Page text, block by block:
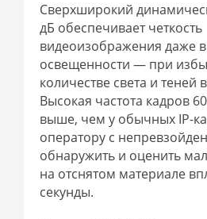
Сверхширокий
дБ обеспечивает четкость
видеоизображения даже
освещенности — при
количестве света и теней
Высокая частота кадров
выше, чем у обычных IP-
оператору с
обнаружить и оценить
на отснятом материале
секунды.